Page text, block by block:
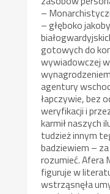
–
– głęboko
gotowych do
wywiadowczej
agentury
łapczywie, bez
weryfikacji i
karmił naszych
tudzież innym
badziewiem –
rozumieć. Afera
figuruje w
wstrząsnęła